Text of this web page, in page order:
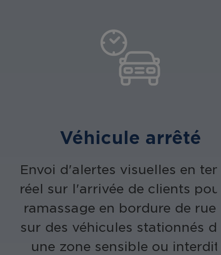
Véhicule arrêté
Envoi d'alertes visuelles en
réel sur l'arrivée de clients
ramassage en bordure de rue
sur des véhicules stationnés
une zone sensible ou